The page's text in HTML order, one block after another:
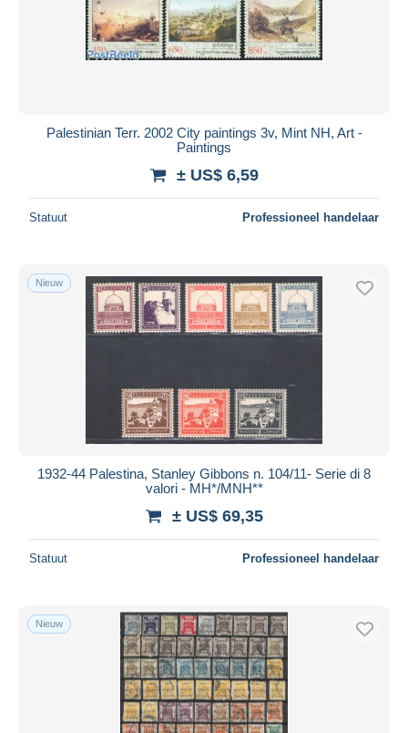
Palestinian Terr. 2002 City paintings 3v, Mint NH, Art -
Paintings
± US$ 6,59
Statuut Professioneel handelaar
Nieuw
1932-44 Palestina, Stanley Gibbons n. 104/11- Serie di 8
valori - MH*/MNH**
± US$ 69,35
Statuut Professioneel handelaar
Nieuw